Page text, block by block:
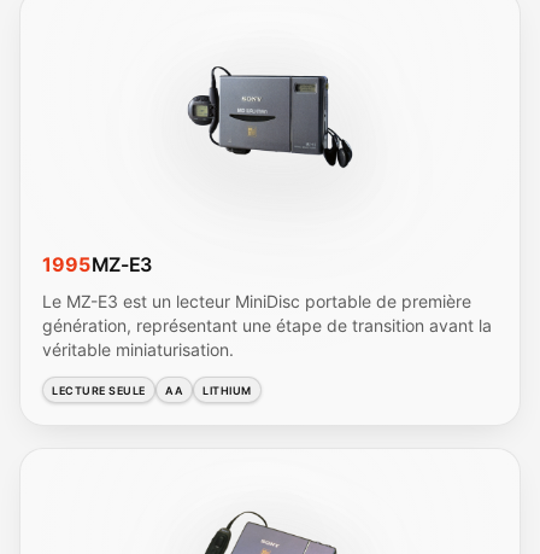
1995MZ-E3
Le MZ-E3 est un lecteur MiniDisc portable de première
génération, représentant une étape de transition avant la
véritable miniaturisation.
LECTURE SEULE AA LITHIUM